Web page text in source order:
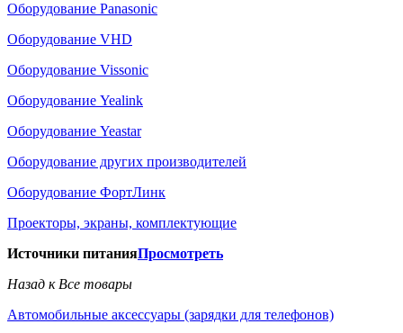
Оборудование Panasonic
Оборудование VHD
Оборудование Vissonic
Оборудование Yealink
Оборудование Yeastar
Оборудование других производителей
Оборудование ФортЛинк
Проекторы, экраны, комплектующие
Источники питанияПросмотреть
Назад к Все товары
Автомобильные аксессуары (зарядки для телефонов)